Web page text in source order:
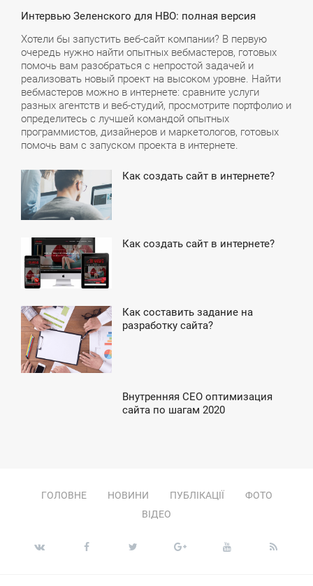
Интервью Зеленского для HBO: полная версия
Хотели бы запустить веб-сайт компании? В первую
очередь нужно найти опытных вебмастеров, готовых
помочь вам разобраться с непростой задачей и
реализовать новый проект на высоком уровне. Найти
вебмастеров можно в интернете: сравните услуги
разных агентств и веб-студий, просмотрите портфолио и
определитесь с лучшей командой опытных
программистов, дизайнеров и маркетологов, готовых
помочь вам с запуском проекта в интернете.
Как создать сайт в интернете?
Как создать сайт в интернете?
Как составить задание на
разработку сайта?
Внутренняя СЕО оптимизация
сайта по шагам 2020
ГОЛОВНЕ НОВИНИ ПУБЛІКАЦІЇ
ФОТО
ВІДЕО